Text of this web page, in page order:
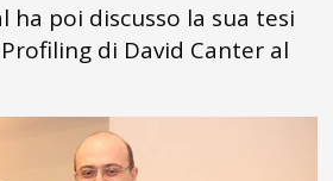
ha poi discusso la sua tesi
di David Canter al